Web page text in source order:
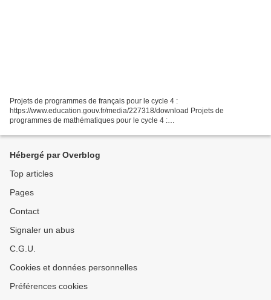
Projets de programmes de français pour le cycle 4 :
https://www.education.gouv.fr/media/227318/download Projets de
programmes de mathématiques pour le cycle 4 :
Hébergé par Overblog
Top articles
Pages
Contact
Signaler un abus
C.G.U.
Cookies et données personnelles
Préférences cookies